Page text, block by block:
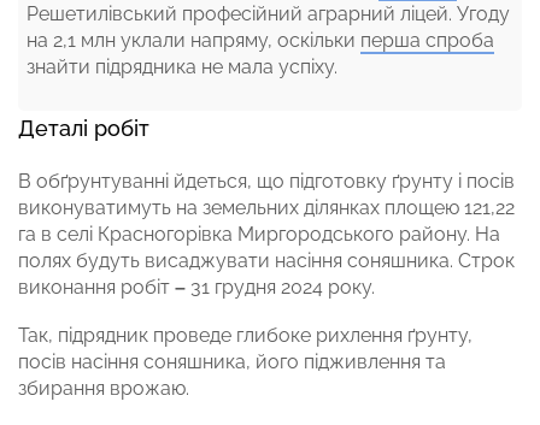
Решетилівський професійний аграрний ліцей. Угоду
на 2,1 млн уклали напряму, оскільки перша спроба
знайти підрядника не мала успіху.
Деталі робіт
В обґрунтуванні йдеться, що підготовку ґрунту і посів
виконуватимуть на земельних ділянках площею 121,22
га в селі Красногорівка Миргородського району. На
полях будуть висаджувати насіння соняшника. Строк
виконання робіт – 31 грудня 2024 року.
Так, підрядник проведе глибоке рихлення ґрунту,
посів насіння соняшника, його підживлення та
збирання врожаю.